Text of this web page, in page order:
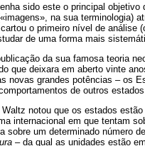
sido este o principal objetivo
na sua terminologia)
o primeiro nível de análise
de uma forma mais
da sua famosa teoria
que deixara em aberto vinte
novas grandes potências – os
de outros
Waltz notou que os estados
internacional em que tentam
sobre um determinado número
– da qual as unidades estão